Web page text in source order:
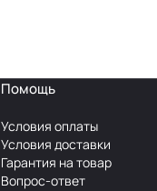
Помощь
Условия оплаты
Условия доставки
Гарантия на товар
Вопрос-ответ